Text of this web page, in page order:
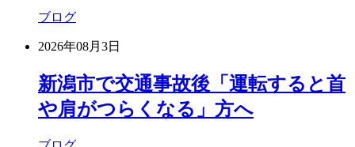
ブログ
2026年08月3日
新潟市で交通事故後「運転すると首
や肩がつらくなる」方へ